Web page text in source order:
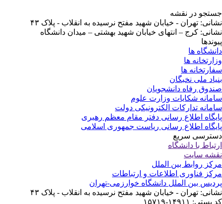
در نقشه
تهران - خیابان شهید مفتح نرسیده به انقلاب - پلاک ۴۳
کرج – انتهای خیابان شهید بهشتی – میدان دانشگاه
ها
ها
ها
ملی نخبگان
رفاه دانشجویان
شکایات وزارت علوم
تدارکات الکترونیکی دولت
اطلاع رسانی دفتر مقام معظم رهبری
اطلاع رسانی ریاست جمهوری اسلامی
سریع
با دانشگاه
سایت
روابط بین الملل
فناوری اطلاعات و ارتباطات
بین الملل دانشگاه خوارزمی-تهران
تهران - خیابان شهید مفتح نرسیده به انقلاب - پلاک ۴۳
۱۴۹۱۱-۱۵۷۱۹